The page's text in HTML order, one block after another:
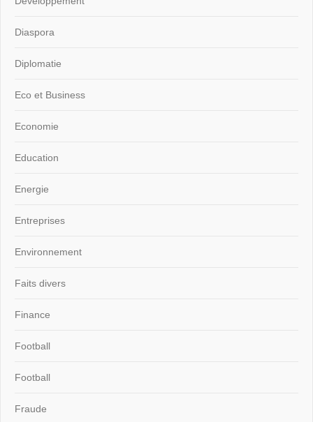
Diaspora
Diplomatie
Eco et Business
Economie
Education
Energie
Entreprises
Environnement
Faits divers
Finance
Football
Football
Fraude